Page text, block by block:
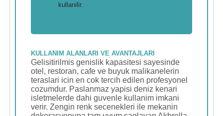
kullanilir.
KULLANIM ALANLARI VE AVANTAJLARI
Gelisitirilmis genislik kapasitesi sayesinde
otel, restoran, cafe ve buyuk malikanelerin
teraslari icin en cok tercih edilen profesyonel
cozumdur. Paslanmaz yapisi deniz kenari
isletmelerde dahi guvenle kullanim imkani
verir. Zengin renk secenekleri ile mekanin